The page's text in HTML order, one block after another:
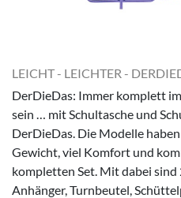
LEICHT - LEICHTER -
DerDieDas: Immer komplett
sein … mit Schultasche und
DerDieDas. Die Modelle
Gewicht, viel Komfort und
kompletten Set. Mit dabei
Anhänger, Turnbeutel,